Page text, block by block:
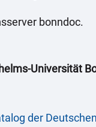
bonndoc.
Universität
der